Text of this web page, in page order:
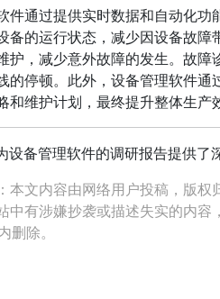
件通过提供实时数据和自动化
备的运行状态，减少因设备故
护，减少意外故障的发生。故
的停顿。此外，设备管理软件
和维护计划，最终提升整体生产
设备管理软件的调研报告提供了
本文内容由网络用户投稿，版
中有涉嫌抄袭或描述失实的内
删除。